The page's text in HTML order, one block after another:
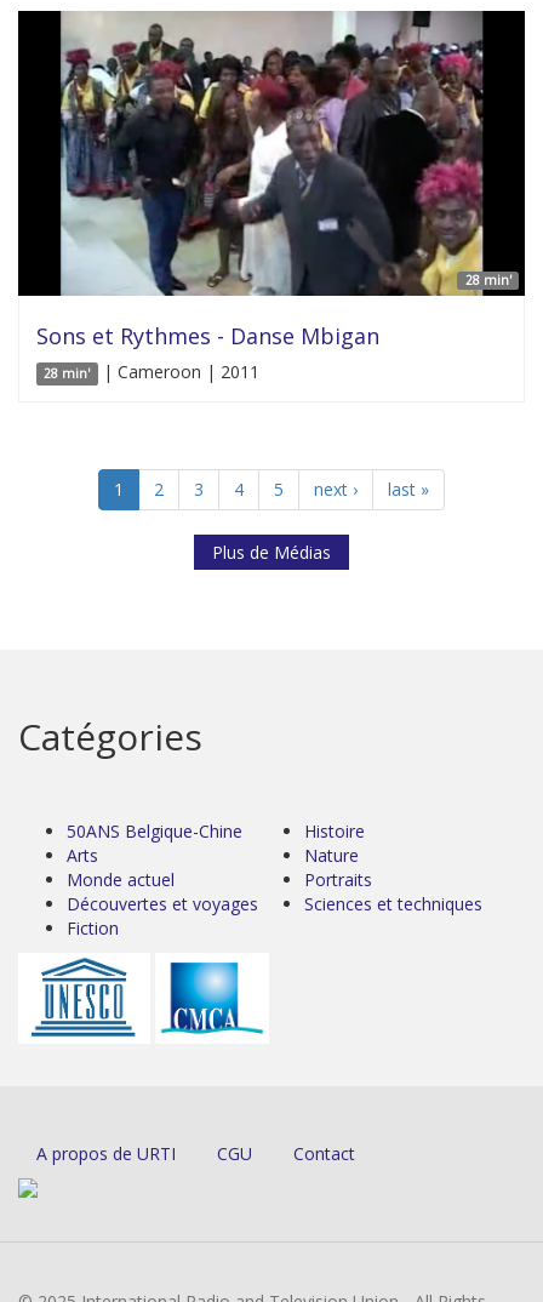
28 min'
Sons et Rythmes - Danse Mbigan
28 min' | Cameroon | 2011
1 2 3 4 5 next › last »
Plus de Médias
Catégories
50ANS Belgique-Chine
Arts
Monde actuel
Découvertes et voyages
Fiction
Histoire
Nature
Portraits
Sciences et techniques
A propos de URTI CGU Contact